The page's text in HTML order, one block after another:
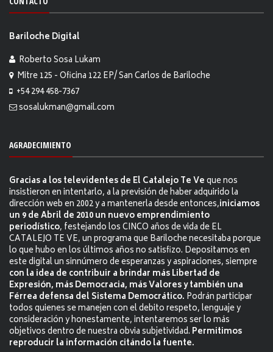
Bariloche Digital
Roberto Sosa Lukam
Mitre 125 - Oficina 122 EP/ San Carlos de Bariloche
+54 294 458-7367
sosalukman@gmail.com
AGRADECIMIENTO
Gracias a los televidentes de El Catalejo Te Veque nos
insistieron en intentarlo, a la previsión de haber adquirido la
dirección web en 2002 y a mantenerla desde entonces,iniciamos
un 9 de Abril de 2010 un nuevo emprendimiento
periodístico, festejando los CINCO años de vida de EL
CATALEJO TE VE, un programa que Bariloche necesitaba porque
lo que hubo en los últimos años no satisfizo. Depositamos en
este digital un sinnúmero de esperanzas y aspiraciones, siempre
con la idea de contribuir a brindar más Libertad de
Expresión, más Democracia, más Valores y también una
Férrea defensa del Sistema Democrático. Podrán participar
todos quienes se manejen con el debito respeto, lenguaje y
consideración y honestamente, intentaremos ser lo más
objetivos dentro de nuestra obvia subjetividad. Permitimos
reproducir la información citándo la fuente.